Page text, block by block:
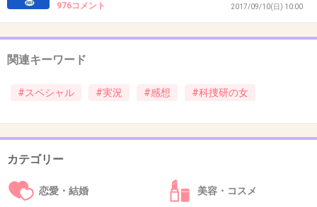
真理子さん、条件反射なのかな、事件発生の確
認するのは。
またやっちゃったねｗ
そうだ、、タクシー推理日誌の新作もうないん
976コメント 2017/09/10(日) 10:00
関連キーワード
#スペシャル #実況 #感想 #科捜研の女
カテゴリー
恋愛・結婚 美容・コスメ